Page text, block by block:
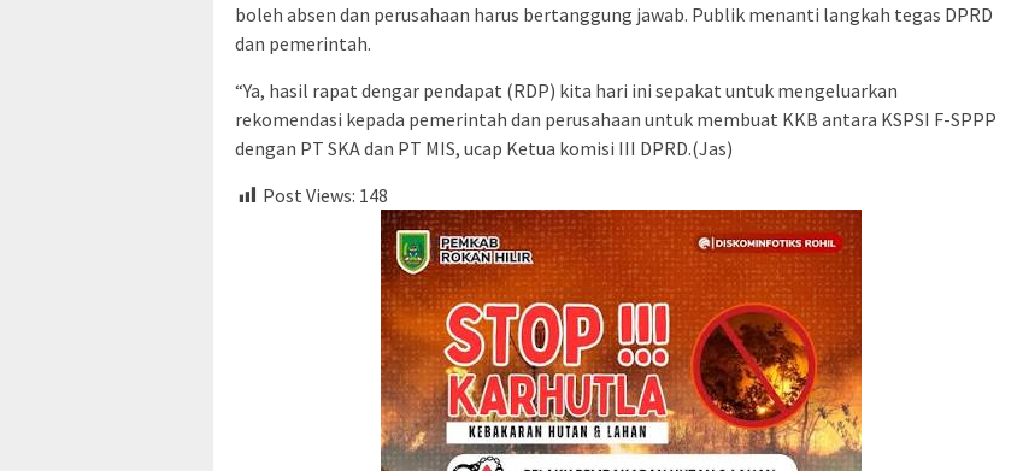
boleh absen dan perusahaan harus bertanggung jawab. Publik menanti langkah tegas DPRD
dan pemerintah.
“Ya, hasil rapat dengar pendapat (RDP) kita hari ini sepakat untuk mengeluarkan
rekomendasi kepada pemerintah dan perusahaan untuk membuat KKB antara KSPSI F-SPPP
dengan PT SKA dan PT MIS, ucap Ketua komisi III DPRD.(Jas)
Post Views: 148